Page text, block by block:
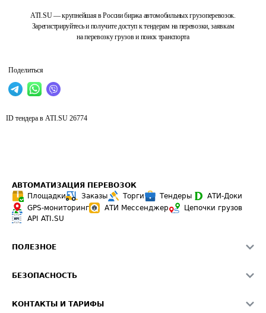
ATI.SU — крупнейшая в России биржа автомобильных грузоперевозок.
Зарегистрируйтесь и получите доступ к тендерам на перевозки, заявкам
на перевозку грузов и поиск транспорта
Поделиться
ID тендера в ATI.SU 26774
АВТОМАТИЗАЦИЯ ПЕРЕВОЗОК
Площадки
Заказы Торги Тендеры
АТИ-Доки
GPS-мониторинг
АТИ Мессенджер
Цепочки грузов
API ATI.SU
ПОЛЕЗНОЕ
Звезды ATI.SU на вашем сайте
БЕЗОПАСНОСТЬ
КОНТАКТЫ И ТАРИФЫ